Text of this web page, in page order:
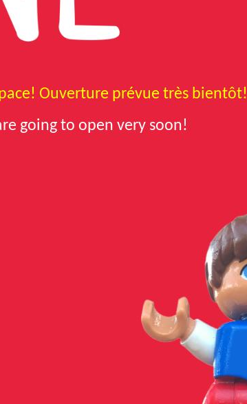
Ouverture prévue très bientôt!
goingto open very soon!